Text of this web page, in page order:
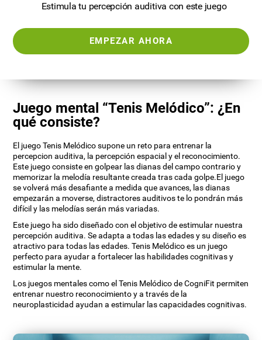
Estimula tu percepción auditiva con este juego
EMPEZAR AHORA
Juego mental “Tenis Melódico”: ¿En
qué consiste?
El juego Tenis Melódico supone un reto para entrenar la
percepcion auditiva, la percepción espacial y el reconocimiento.
Este juego consiste en golpear las dianas del campo contrario y
memorizar la melodía resultante creada tras cada golpe.El juego
se volverá más desafiante a medida que avances, las dianas
empezarán a moverse, distractores auditivos te lo pondrán más
difícil y las melodías serán más variadas.
Este juego ha sido diseñado con el objetivo de estimular nuestra
percepción auditiva. Se adapta a todas las edades y su diseño es
atractivo para todas las edades. Tenis Melódico es un juego
perfecto para ayudar a fortalecer las habilidades cognitivas y
estimular la mente.
Los juegos mentales como el Tenis Melódico de CogniFit permiten
entrenar nuestro reconocimiento y a través de la
neuroplasticidad ayudan a estimular las capacidades cognitivas.